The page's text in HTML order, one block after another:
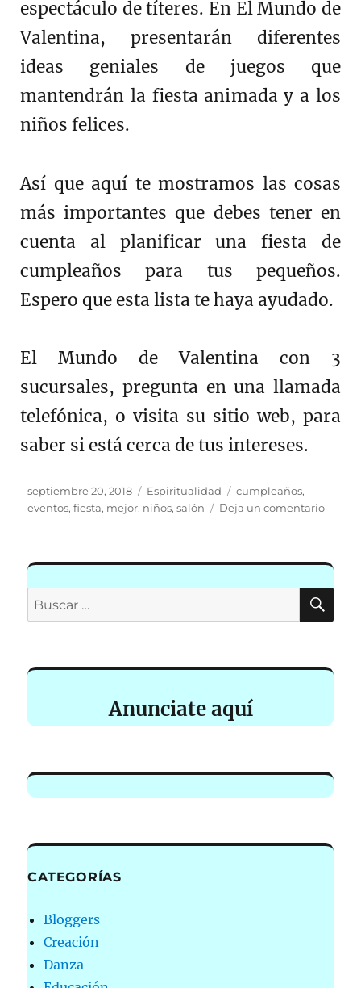
espectáculo de títeres. En El Mundo de
Valentina, presentarán diferentes
ideas geniales de juegos que
mantendrán la fiesta animada y a los
niños felices.
Así que aquí te mostramos las cosas
más importantes que debes tener en
cuenta al planificar una fiesta de
cumpleaños para tus pequeños.
Espero que esta lista te haya ayudado.
El Mundo de Valentina con 3
sucursales, pregunta en una llamada
telefónica, o visita su sitio web, para
saber si está cerca de tus intereses.
Publicado
el
septiembre 20, 2018 Categorías
Espiritualidad Etiquetas
cumpleaños,
eventos,fiesta, mejor, niños,salón Deja un comentarioen
o
en
Buscar
por:
Anunciate aquí
CATEGORÍAS
Bloggers
Creación
Danza